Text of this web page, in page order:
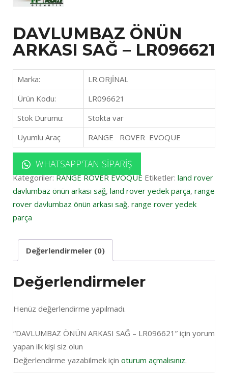
DAVLUMBAZ ÖNÜN
ARKASI SAĞ – LR096621
Marka:
LR.ORJİNAL
Ürün Kodu:
LR096621
Stok Durumu:
Stokta var
Uyumlu Araç
RANGE ROVER EVOQUE
WHATSAPP'TAN SIPARIŞ
Kategoriler:RANGE ROVER EVOQUE Etiketler: land rover
davlumbaz önün arkası sağ, land rover yedek parça, range
rover davlumbaz önün arkası sağ, range rover yedek
parça
Değerlendirmeler (0)
Değerlendirmeler
Henüz değerlendirme yapılmadı.
“DAVLUMBAZ ÖNÜN ARKASI SAĞ – LR096621” için yorum
yapan ilk kişi siz olun
Değerlendirme yazabilmek için oturum açmalısınız.